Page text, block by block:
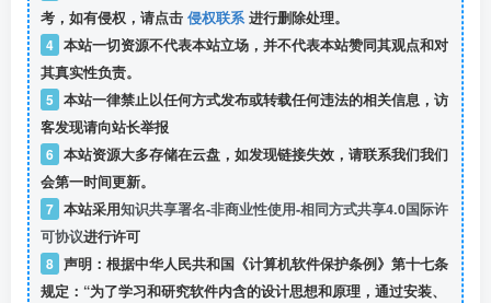
考，如有侵权，请点击 侵权联系进行删除处理。
4 本站一切资源不代表本站立场，并不代表本站赞同其观点和对
其真实性负责。
5 本站一律禁止以任何方式发布或转载任何违法的相关信息，访
客发现请向站长举报
6 本站资源大多存储在云盘，如发现链接失效，请联系我们我们
会第一时间更新。
7 本站采用知识共享署名-非商业性使用-相同方式共享4.0国际许
可协议进行许可
8 声明：根据中华人民共和国《计算机软件保护条例》第十七条
规定：“为了学习和研究软件内含的设计思想和原理，通过安装、